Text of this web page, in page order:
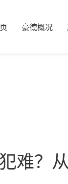
豪德概况
难？